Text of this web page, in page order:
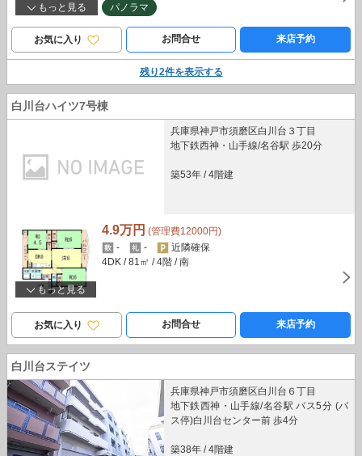
もっと見る
パノラマ
お気に入り お問合せ 来店予約
残り2件を表示する
白川台ハイツ7号棟
兵庫県神戸市須磨区白川台３丁目
地下鉄西神・山手線/名谷駅 歩20分
築53年 / 4階建
もっと見る
4.9万円 (管理費12000円)
-
-
近隣確保
4DK / 81㎡ / 4階 / 南
お気に入り お問合せ 来店予約
白川台ステイツ
兵庫県神戸市須磨区白川台６丁目
地下鉄西神・山手線/名谷駅 バス5分 (バ
ス停)白川台センター前 歩4分
築38年 / 4階建